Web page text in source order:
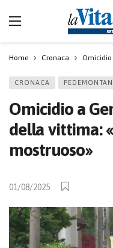
Home Cronaca
CRONACA
Omicidio a
della vittima:
mostruoso»
01/08/2025